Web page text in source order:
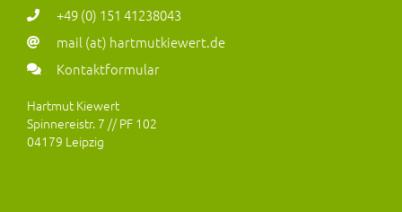
+49 (0) 151 41238043
mail (at) hartmutkiewert.de
Kontaktformular
Hartmut Kiewert
Spinnereistr. 7 // PF 102
04179 Leipzig